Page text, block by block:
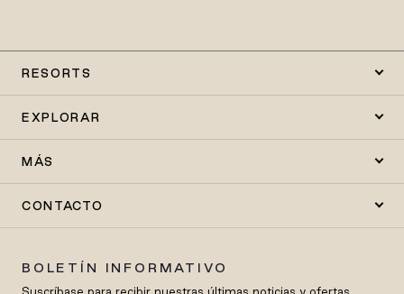
RESORTS
EXPLORAR
MÁS
CONTACTO
BOLETÍN INFORMATIVO
Suscríbase para recibir nuestras últimas noticias y ofertas